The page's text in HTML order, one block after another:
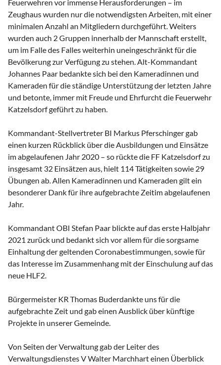
Feuerwehren vor immense Herausforderungen – im
Zeughaus wurden nur die notwendigsten Arbeiten, mit einer
minimalen Anzahl an Mitgliedern durchgeführt. Weiters
wurden auch 2 Gruppen innerhalb der Mannschaft erstellt,
um im Falle des Falles weiterhin uneingeschränkt für die
Bevölkerung zur Verfügung zu stehen. Alt-Kommandant
Johannes Paar bedankte sich bei den Kameradinnen und
Kameraden für die ständige Unterstützung der letzten Jahre
und betonte, immer mit Freude und Ehrfurcht die Feuerwehr
Katzelsdorf geführt zu haben.
Kommandant-Stellvertreter BI Markus Pferschinger gab
einen kurzen Rückblick über die Ausbildungen und Einsätze
im abgelaufenen Jahr 2020 – so rückte die FF Katzelsdorf zu
insgesamt 32 Einsätzen aus, hielt 114 Tätigkeiten sowie 29
Übungen ab. Allen Kameradinnen und Kameraden gilt ein
besonderer Dank für ihre aufgebrachte Zeitim abgelaufenen
Jahr.
Kommandant OBI Stefan Paar blickte auf das erste Halbjahr
2021 zurück und bedankt sich vor allem für die sorgsame
Einhaltung der geltenden Coronabestimmungen, sowie für
das Interesse im Zusammenhang mit der Einschulung auf das
neue HLF2.
Bürgermeister KR Thomas Buderdankte uns für die
aufgebrachte Zeit und gab einen Ausblick über künftige
Projekte in unserer Gemeinde.
Von Seiten der Verwaltung gab der Leiter des
Verwaltungsdienstes V Walter Marchhart einen Überblick